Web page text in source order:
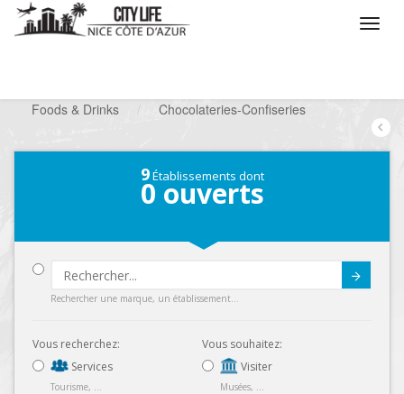
Foods & Drinks
/ Chocolateries-Confiseries
9Établissements dont
0 ouverts
Rechercher une marque, un établissement...
Vous recherchez:
Services
Tourisme, ...
Vous souhaitez:
Visiter
Musées, ...